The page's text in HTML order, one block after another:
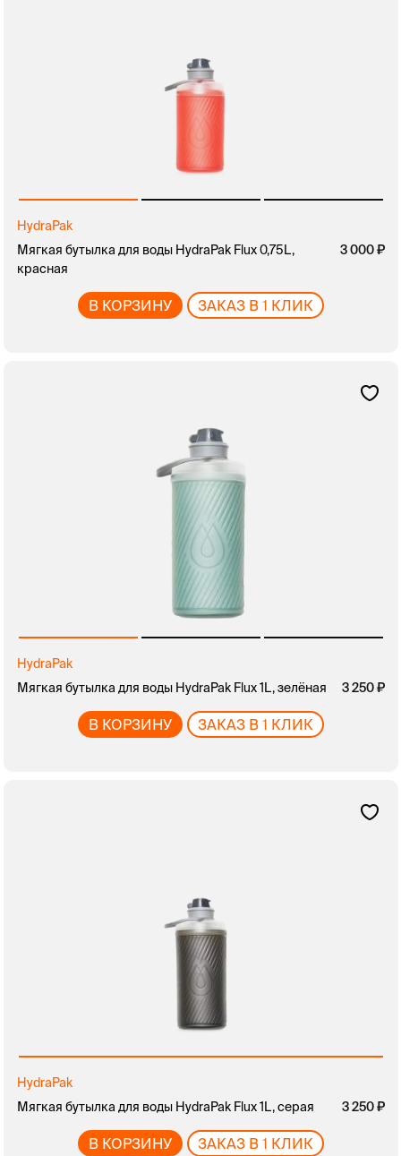
HydraPak
Мягкая бутылка для воды HydraPak Flux 0,75L,
красная
3 000
В КОРЗИНУ ЗАКАЗ В 1 КЛИК
HydraPak
Мягкая бутылка для воды HydraPak Flux 1L, зелёная
3 250
В КОРЗИНУ ЗАКАЗ В 1 КЛИК
HydraPak
Мягкая бутылка для воды HydraPak Flux 1L, серая
3 250
В КОРЗИНУ ЗАКАЗ В 1 КЛИК